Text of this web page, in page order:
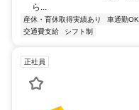
ら...
産休・育休取得実績あり 車通勤OK
交通費支給
シフト制
正社員